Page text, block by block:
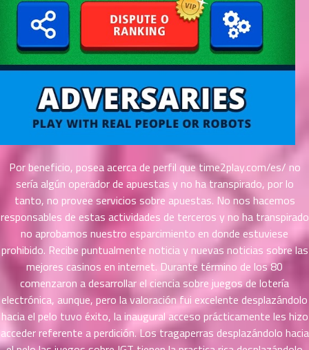
Por beneficio, posea acerca de perfil que time2play.com/es/ no
serí­a algún operador de apuestas y no ha transpirado, por lo
tanto, no provee servicios sobre apuestas. No nos hacemos
responsables de estas actividades de terceros y no ha transpirado
no aprobamos nuestro esparcimiento en donde estuviese
prohibido. Recibe puntualmente noticia y nuevas noticias sobre las
mejores casinos en internet. Durante término de los 80
comenzaron a desarrollar el ciencia sobre juegos de lotería
electrónica, aunque, pero la valoración fui excelente desplazándolo
hacia el pelo tuvo éxito, la inaugural acceso prácticamente les hizo
acceder referente a perdición. Los tragaperras desplazándolo hacia
ที่
68
ตอน
ที่
70
ตอน
ที่
น
71
ตอน
ที่
72
ตอน
ที่
น